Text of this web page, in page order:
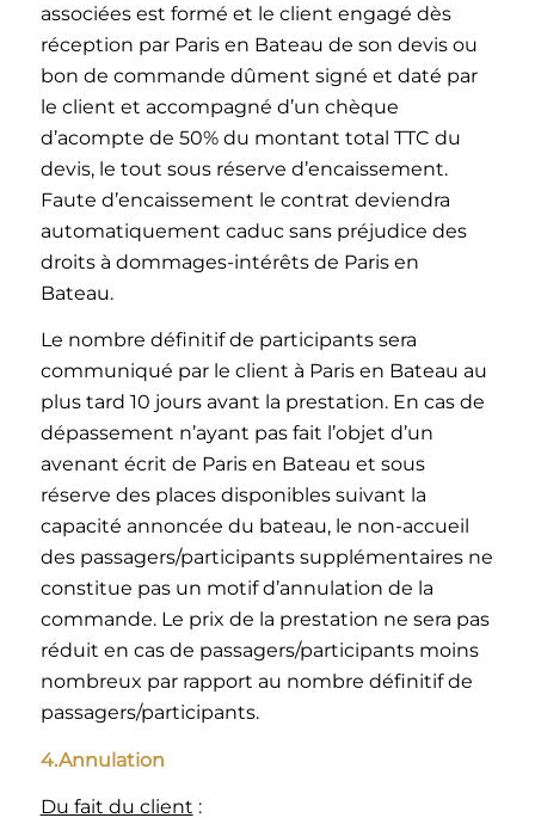
associées est formé et le client engagé dès
réception par Paris en Bateau de son devis ou
bon de commande dûment signé et daté par
le client et accompagné d’un chèque
d’acompte de 50% du montant total TTC du
devis, le tout sous réserve d’encaissement.
Faute d’encaissement le contrat deviendra
automatiquement caduc sans préjudice des
droits à dommages-intérêts de Paris en
Bateau.
Le nombre définitif de participants sera
communiqué par le client à Paris en Bateau au
plus tard 10 jours avant la prestation. En cas de
dépassement n’ayant pas fait l’objet d’un
avenant écrit de Paris en Bateau et sous
réserve des places disponibles suivant la
capacité annoncée du bateau, le non-accueil
des passagers/participants supplémentaires ne
constitue pas un motif d’annulation de la
commande. Le prix de la prestation ne sera pas
réduit en cas de passagers/participants moins
nombreux par rapport au nombre définitif de
passagers/participants.
4.Annulation
Du fait du client :